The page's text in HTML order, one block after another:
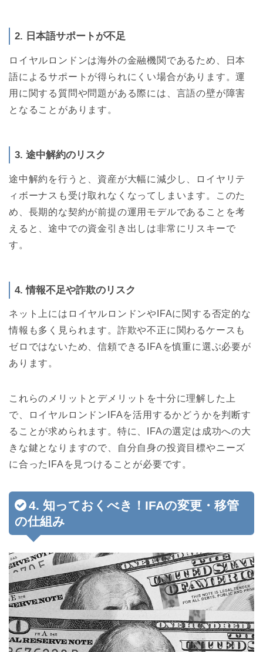
2. 日本語サポートが不足
ロイヤルロンドンは海外の金融機関であるため、日本
語によるサポートが得られにくい場合があります。運
用に関する質問や問題がある際には、言語の壁が障害
となることがあります。
3. 途中解約のリスク
途中解約を行うと、資産が大幅に減少し、ロイヤリテ
ィボーナスも受け取れなくなってしまいます。このた
め、長期的な契約が前提の運用モデルであることを考
えると、途中での資金引き出しは非常にリスキーで
す。
4. 情報不足や詐欺のリスク
ネット上にはロイヤルロンドンやIFAに関する否定的な
情報も多く見られます。詐欺や不正に関わるケースも
ゼロではないため、信頼できるIFAを慎重に選ぶ必要が
あります。
これらのメリットとデメリットを十分に理解した上
で、ロイヤルロンドンIFAを活用するかどうかを判断す
ることが求められます。特に、IFAの選定は成功への大
きな鍵となりますので、自分自身の投資目標やニーズ
に合ったIFAを見つけることが必要です。
4. 知っておくべき！IFAの変更・移管
の仕組み